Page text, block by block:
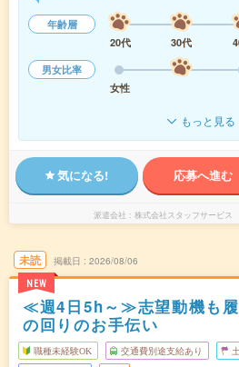
年齢層
20代
30代
男女比率
女性
もっと見る
気になる! 応募へ進む
派遣会社 株式会社スタッフサービ
未読
NEW
掲載日 2026/08/06
≪週4日5h～≫志望動機も
の回りのお手伝い
職種未経験OK 交通費別途支給あり